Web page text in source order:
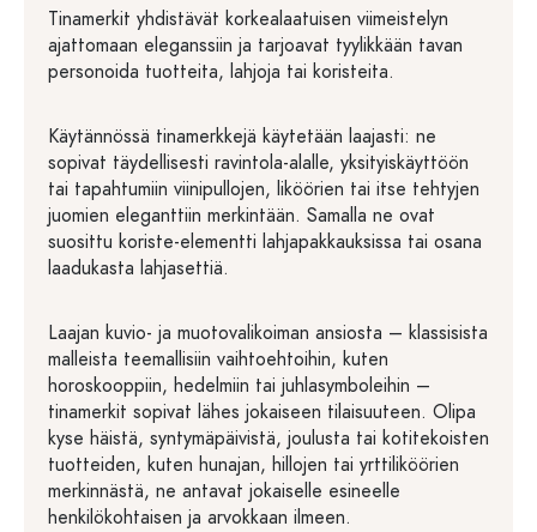
Tinamerkit yhdistävät korkealaatuisen viimeistelyn
ajattomaan eleganssiin ja tarjoavat tyylikkään tavan
personoida tuotteita, lahjoja tai koristeita.
Käytännössä tinamerkkejä käytetään laajasti: ne
sopivat täydellisesti ravintola-alalle, yksityiskäyttöön
tai tapahtumiin viinipullojen, liköörien tai itse tehtyjen
juomien eleganttiin merkintään. Samalla ne ovat
suosittu koriste-elementti lahjapakkauksissa tai osana
laadukasta lahjasettiä.
Laajan kuvio- ja muotovalikoiman ansiosta – klassisista
malleista teemallisiin vaihtoehtoihin, kuten
horoskooppiin, hedelmiin tai juhlasymboleihin –
tinamerkit sopivat lähes jokaiseen tilaisuuteen. Olipa
kyse häistä, syntymäpäivistä, joulusta tai kotitekoisten
tuotteiden, kuten hunajan, hillojen tai yrttiliköörien
merkinnästä, ne antavat jokaiselle esineelle
henkilökohtaisen ja arvokkaan ilmeen.